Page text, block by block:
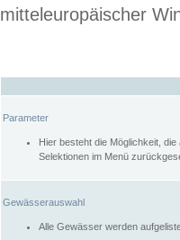
mitteleuropäischer
Parameter
Hier besteht die Möglichkeit,
Selektionen im Menü
Gewässerauswahl
Alle Gewässer werden